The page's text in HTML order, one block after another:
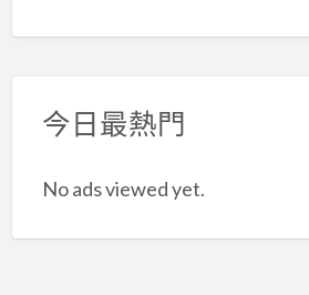
今日最熱門
No ads viewed yet.